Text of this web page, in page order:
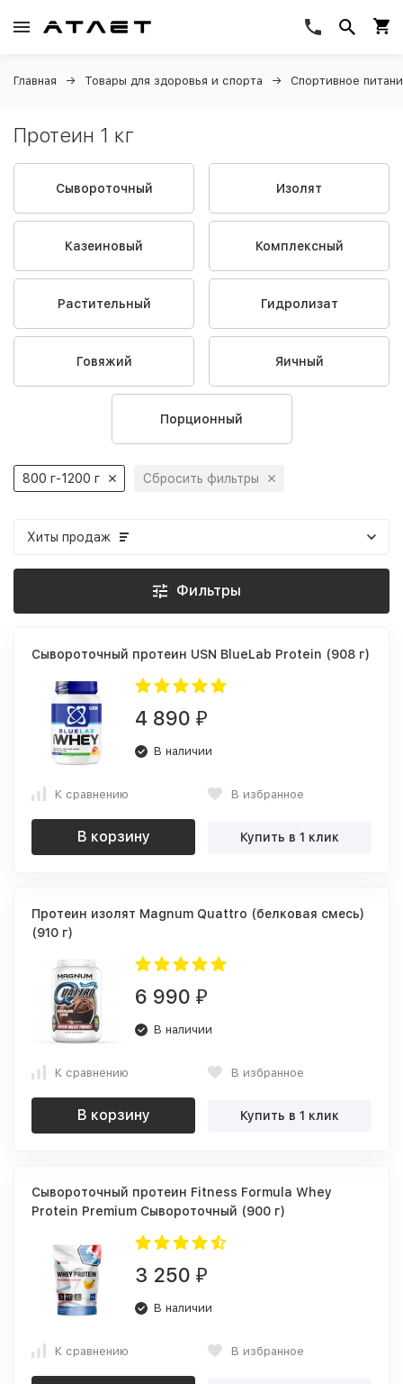
Главная Товары для здоровья и спорта Спортивное
Протеин 1 кг
Сывороточный Изолят
Казеиновый Комплексный
Растительный Гидролизат
Говяжий Яичный
Порционный
800 г-1200 г Сбросить фильтры
Хиты продаж
Фильтры
Сывороточный протеин USN BlueLab Protein (908 г)
4 890 ₽
В наличии
К сравнению В избранное
В корзину Купить в 1 клик
Протеин изолят Magnum Quattro (белковая смесь)
(910 г)
6 990 ₽
В наличии
К сравнению В избранное
В корзину Купить в 1 клик
Сывороточный протеин Fitness Formula Whey
Protein Premium Сывороточный (900 г)
3 250 ₽
В наличии
К сравнению В избранное